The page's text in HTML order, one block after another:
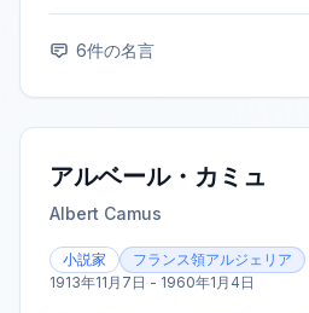
家に高く評価されている。
6件の名言
アルベール・カミュ
Albert Camus
小説家
フランス領アルジェリア
1913年11月7日 - 1960年1月4日